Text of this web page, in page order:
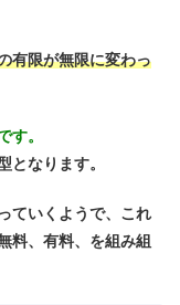
有限が無限に変わっ
す。
となります。
ていくようで、これ
料、有料、を組み組